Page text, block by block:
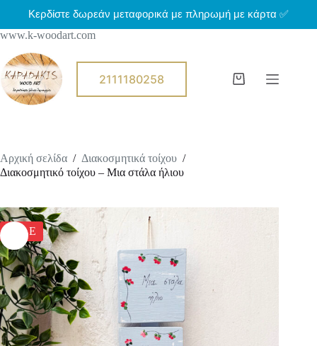
Κερδίστε δωρεάν μεταφορικά με πληρωμή με κάρτα ✅
www.k-woodart.com
τ
β
α
σ
η
ε
ρ
χ
ε
ν
ο
2111180258
Shopping
Αρχική σελίδα / Διακοσμητικά τοίχου /
Διακοσμητικό τοίχου – Μια στάλα ήλιου
SALE